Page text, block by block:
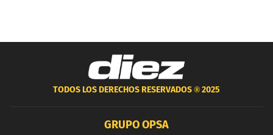
TODOS LOS DERECHOS RESERVADOS ®2025
GRUPO OPSA